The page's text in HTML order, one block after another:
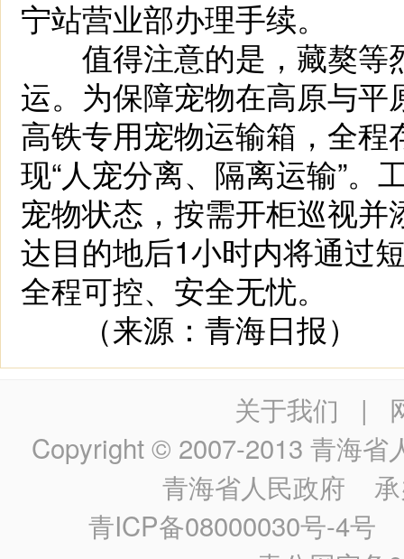
宁站营业部办理手续。
值得注意的是，藏獒等
运。为保障宠物在高原与
高铁专用宠物运输箱，全
现“人宠分离、隔离运输”。
宠物状态，按需开柜巡视
达目的地后1小时内将通过
全程可控、安全无忧。
（来源：青海日报）
关于我们 |
Copyright © 2007-2013 青海省
青海省人民政府 承
青ICP备08000030号-4号